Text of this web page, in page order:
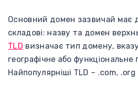
Основний домен зазвичай має
складові: назву та домен
TLD визначає тип домену,
географічне або функціональне
Найпопулярніші TLD – .com, .org